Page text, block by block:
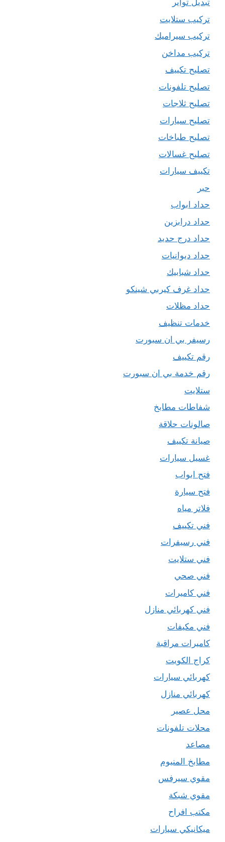
تبديل تواير
تركيب ستلايت
تركيب سيراميك
تركيب مداخن
تصليح تكييف
تصليح تلفونات
تصليح ثلاجات
تصليح سيارات
تصليح طباخات
تصليح غسالات
تكييف سيارات
حبر
حداد ابواب
حداد درابزين
حداد درج حديد
حداد ديوانيات
حداد شبابيك
حداد غرف كيربي شينكو
حداد مظلات
خدمات تنظيف
رسيفر بي ان سبورت
رقم تكييف
رقم خدمة بي ان سبورت
ستلايت
شفاطات مطابخ
صالونات حلاقة
صيانة تكييف
غسيل سيارات
فتح ابواب
فتح سيارة
فلاتر مياه
فني تكييف
فني رسيفرات
فني ستلايت
فني صحي
فني كاميرات
فني كهربائي منازل
فني مكيفات
كاميرات مراقبة
كراج الكويت
كهربائي سيارات
كهربائي منازل
محل عصير
محلات تلفونات
مصاعد
مطابخ المنيوم
مقوي سيرفس
مقوي شبكة
مكتب افراح
ميكانيكي سيارات